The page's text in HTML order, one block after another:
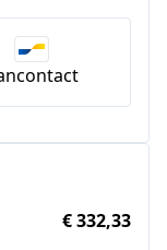
€ 332,33